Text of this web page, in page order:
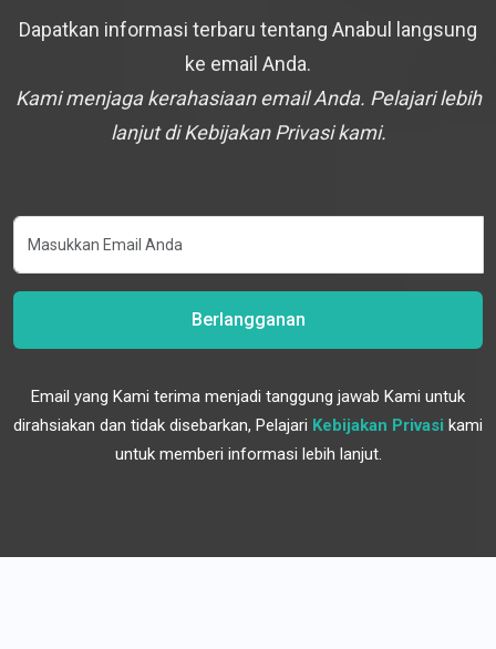
Dapatkan informasi terbaru tentang Anabul langsung
ke email Anda.
Kami menjaga kerahasiaan email Anda. Pelajari lebih
lanjut di Kebijakan Privasi kami.
Berlangganan
Email yang Kami terima menjadi tanggung jawab Kami untuk
dirahsiakan dan tidak disebarkan, Pelajari Kebijakan Privasi kami
untuk memberi informasi lebih lanjut.